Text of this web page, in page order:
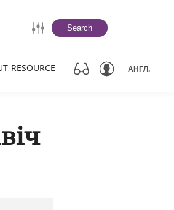
Search
RESOURCE АНГЛ.